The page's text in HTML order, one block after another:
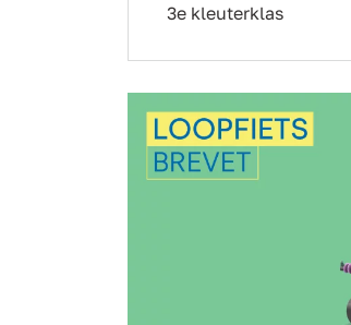
3e kleuterklas